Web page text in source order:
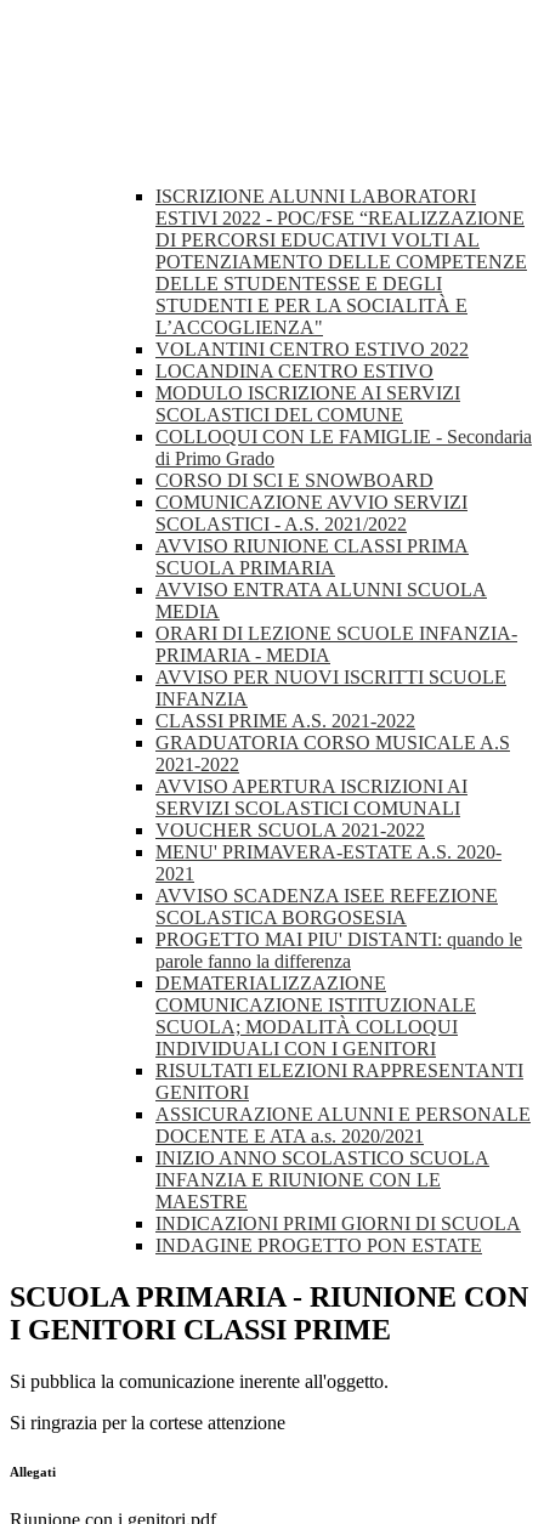
ISCRIZIONE ALUNNI LABORATORI
ESTIVI 2022 - POC/FSE “REALIZZAZIONE
DI PERCORSI EDUCATIVI VOLTI AL
POTENZIAMENTO DELLE COMPETENZE
DELLE STUDENTESSE E DEGLI
STUDENTI E PER LA SOCIALITÀ E
L’ACCOGLIENZA"
VOLANTINI CENTRO ESTIVO 2022
LOCANDINA CENTRO ESTIVO
MODULO ISCRIZIONE AI SERVIZI
SCOLASTICI DEL COMUNE
COLLOQUI CON LE FAMIGLIE - Secondaria
di Primo Grado
CORSO DI SCI E SNOWBOARD
COMUNICAZIONE AVVIO SERVIZI
SCOLASTICI - A.S. 2021/2022
AVVISO RIUNIONE CLASSI PRIMA
SCUOLA PRIMARIA
AVVISO ENTRATA ALUNNI SCUOLA
MEDIA
ORARI DI LEZIONE SCUOLE INFANZIA-
PRIMARIA - MEDIA
AVVISO PER NUOVI ISCRITTI SCUOLE
INFANZIA
CLASSI PRIME A.S. 2021-2022
GRADUATORIA CORSO MUSICALE A.S
2021-2022
AVVISO APERTURA ISCRIZIONI AI
SERVIZI SCOLASTICI COMUNALI
VOUCHER SCUOLA 2021-2022
MENU' PRIMAVERA-ESTATE A.S. 2020-
2021
AVVISO SCADENZA ISEE REFEZIONE
SCOLASTICA BORGOSESIA
PROGETTO MAI PIU' DISTANTI: quando le
parole fanno la differenza
DEMATERIALIZZAZIONE
COMUNICAZIONE ISTITUZIONALE
SCUOLA; MODALITÀ COLLOQUI
INDIVIDUALI CON I GENITORI
RISULTATI ELEZIONI RAPPRESENTANTI
GENITORI
ASSICURAZIONE ALUNNI E PERSONALE
DOCENTE E ATA a.s. 2020/2021
INIZIO ANNO SCOLASTICO SCUOLA
INFANZIA E RIUNIONE CON LE
MAESTRE
INDICAZIONI PRIMI GIORNI DI SCUOLA
INDAGINE PROGETTO PON ESTATE
SCUOLA PRIMARIA - RIUNIONE CON
I GENITORI CLASSI PRIME
Si pubblica la comunicazione inerente all'oggetto.
Si ringrazia per la cortese attenzione
Allegati
Riunione con i genitori.pdf